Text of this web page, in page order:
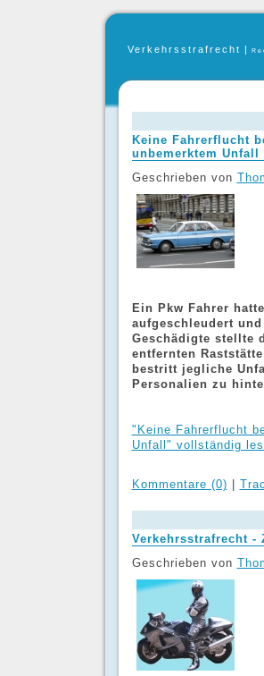
Verkehrsstrafrecht |
Keine Fahrerflucht
unbemerktem Unfall
Geschrieben von
Ein Pkw Fahrer
aufgeschleudert
Geschädigte stellte
entfernten
bestritt jegliche
Personalien zu
"Keine Fahrerflucht
Unfall" vollständig
Kommentare (0)
Verkehrsstrafrecht -
Geschrieben von